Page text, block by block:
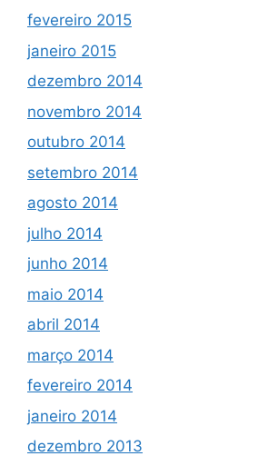
fevereiro 2015
janeiro 2015
dezembro 2014
novembro 2014
outubro 2014
setembro 2014
agosto 2014
julho 2014
junho 2014
maio 2014
abril 2014
março 2014
fevereiro 2014
janeiro 2014
dezembro 2013